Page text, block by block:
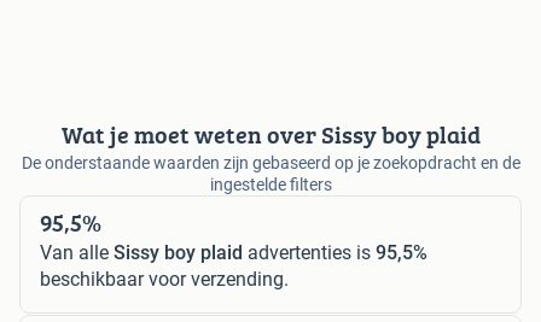
Wat je moet weten over Sissy boy plaid
De onderstaande waarden zijn gebaseerd op je zoekopdracht en de
ingestelde filters
95,5%
Van alle Sissy boy plaid advertenties is 95,5%
beschikbaar voor verzending.